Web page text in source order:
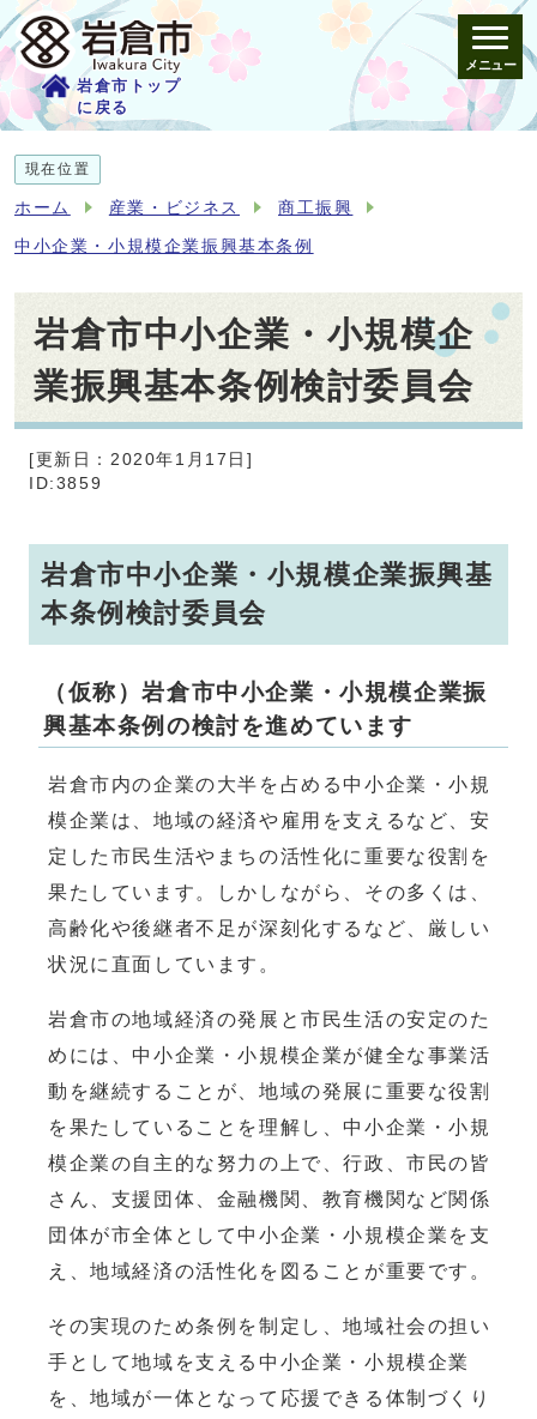
岩倉市トップ
に戻る
メニュー
現在位置
ホーム 産業・ビジネス 商工振興
中小企業・小規模企業振興基本条例
岩倉市中小企業・小規模企
業振興基本条例検討委員会
[更新日：2020年1月17日]
ID:3859
岩倉市中小企業・小規模企業振興基
本条例検討委員会
（仮称）岩倉市中小企業・小規模企業振
興基本条例の検討を進めています
岩倉市内の企業の大半を占める中小企業・小規
模企業は、地域の経済や雇用を支えるなど、安
定した市民生活やまちの活性化に重要な役割を
果たしています。しかしながら、その多くは、
高齢化や後継者不足が深刻化するなど、厳しい
状況に直面しています。
岩倉市の地域経済の発展と市民生活の安定のた
めには、中小企業・小規模企業が健全な事業活
動を継続することが、地域の発展に重要な役割
を果たしていることを理解し、中小企業・小規
模企業の自主的な努力の上で、行政、市民の皆
さん、支援団体、金融機関、教育機関など関係
団体が市全体として中小企業・小規模企業を支
え、地域経済の活性化を図ることが重要です。
その実現のため条例を制定し、地域社会の担い
手として地域を支える中小企業・小規模企業
を、地域が一体となって応援できる体制づくり